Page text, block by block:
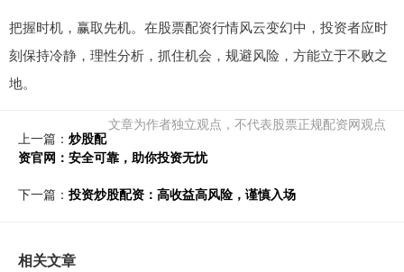
把握时机，赢取先机。在股票配资行情风云变幻中，投资者应时
刻保持冷静，理性分析，抓住机会，规避风险，方能立于不败之
地。
文章为作者独立观点，不代表股票正规配资网观点
上一篇： 炒股配
资官网：安全可靠，助你投资无忧
下一篇： 投资炒股配资：高收益高风险，谨慎入场
相关文章